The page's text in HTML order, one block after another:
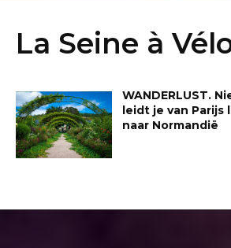
La Seine à
WANDERLUST.
leidt je van Parijs
naar Normandië